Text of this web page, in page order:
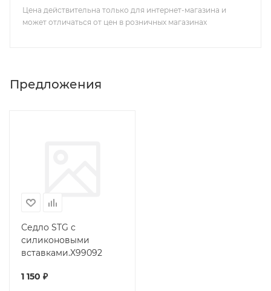
Цена действительна только для интернет-магазина и
может отличаться от цен в розничных магазинах
Предложения
Седло STG с
силиконовыми
вставками.X99092
1 150 ₽